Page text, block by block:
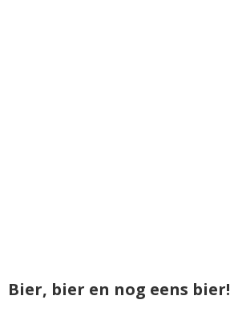
Bier, bier en nog eens bier!